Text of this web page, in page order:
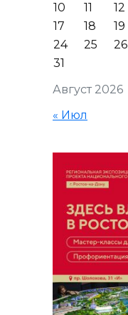
Август 2026
10
11 12
17
18 19
24
25 26
31
« Июл